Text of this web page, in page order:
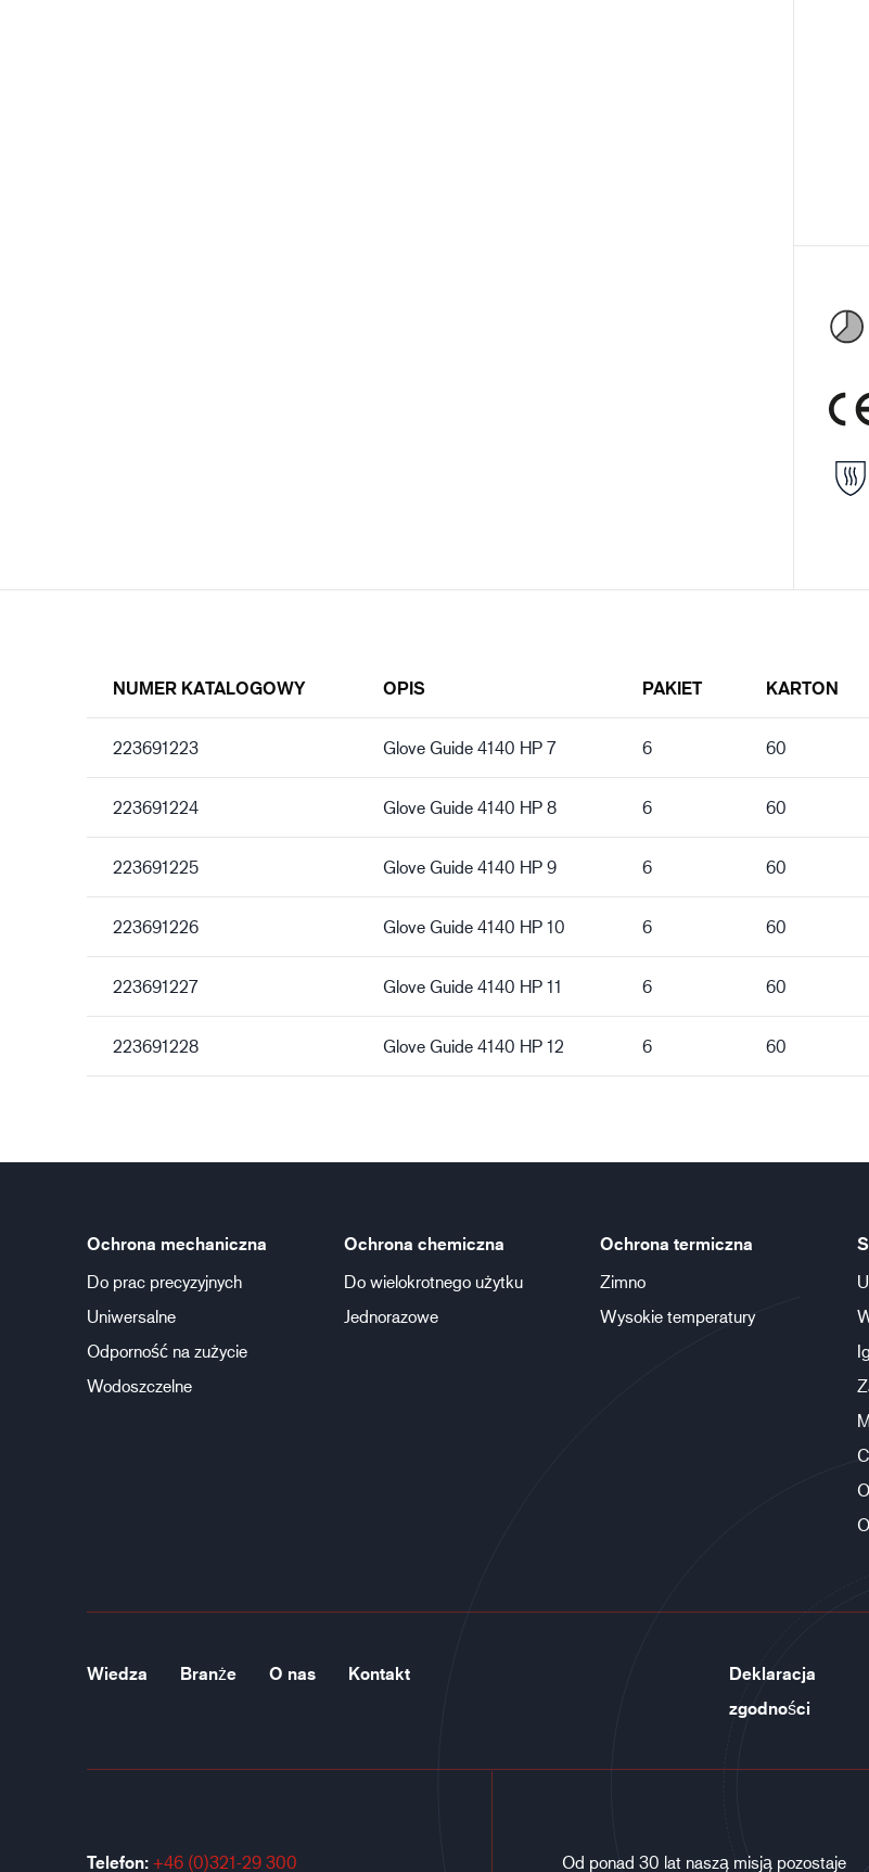
NUMER KATALOGOWY OPIS PAKIET KARTON
223691223 Glove Guide 4140 HP 7 6 60
223691224 Glove Guide 4140 HP 8 6 60
223691225 Glove Guide 4140 HP 9 6 60
223691226 Glove Guide 4140 HP 10 6 60
223691227 Glove Guide 4140 HP 11 6 60
223691228 Glove Guide 4140 HP 12 6 60
Ochrona mechaniczna
Do prac precyzyjnych
Uniwersalne
Odporność na zużycie
Wodoszczelne
Ochrona chemiczna
Do wielokrotnego użytku
Jednorazowe
Ochrona termiczna
Zimno
Wysokie temperatury
Wiedza Branże O nas Kontakt
Deklaracja
zgodności
Telefon: +46 (0)321-29 300 Od ponad 30 lat naszą misją pozostaje